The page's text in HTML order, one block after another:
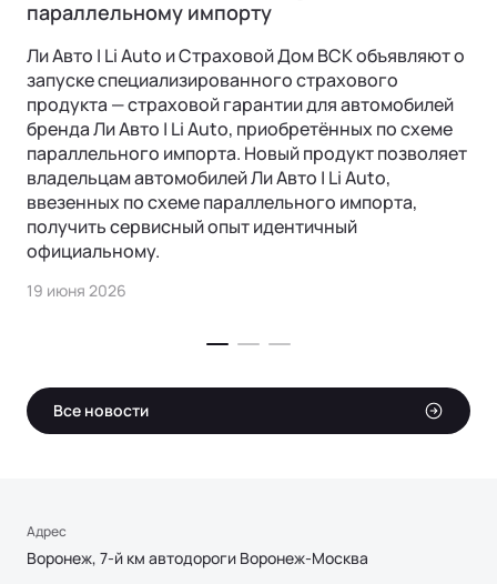
параллельному импорту
Ли Авто | Li Auto и Страховой Дом ВСК объявляют о
запуске специализированного страхового
продукта — страховой гарантии для автомобилей
бренда Ли Авто | Li Auto, приобретённых по схеме
параллельного импорта. Новый продукт позволяет
владельцам автомобилей Ли Авто | Li Auto,
ввезенных по схеме параллельного импорта,
получить сервисный опыт идентичный
официальному.
19 июня 2026
Все новости
Адрес
Воронеж, 7-й км автодороги Воронеж-Москва